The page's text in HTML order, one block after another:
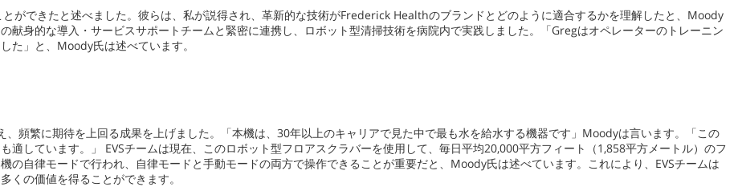
ができたと述べました。彼らは、私が説得され、革新的な技術がFrederick Healthのブランドとどのように適合するかを理解したと、Moody
身的な導入・サービスサポートチームと緊密に連携し、ロボット型清掃技術を病院内で実践しました。「Gregはオペレーターのトレーニン
た」と、Moody氏は述べています。
頻繁に期待を上回る成果を上げました。「本機は、30年以上のキャリアで見た中で最も水を給水する機器です」Moodyは言います。「この
適しています。」 EVSチームは現在、このロボット型フロアスクラバーを使用して、毎日平均20,000平方フィート（1,858平方メートル）のフ
の自律モードで行われ、自律モードと手動モードの両方で操作できることが重要だと、Moody氏は述べています。これにより、EVSチームは
くの価値を得ることができます。